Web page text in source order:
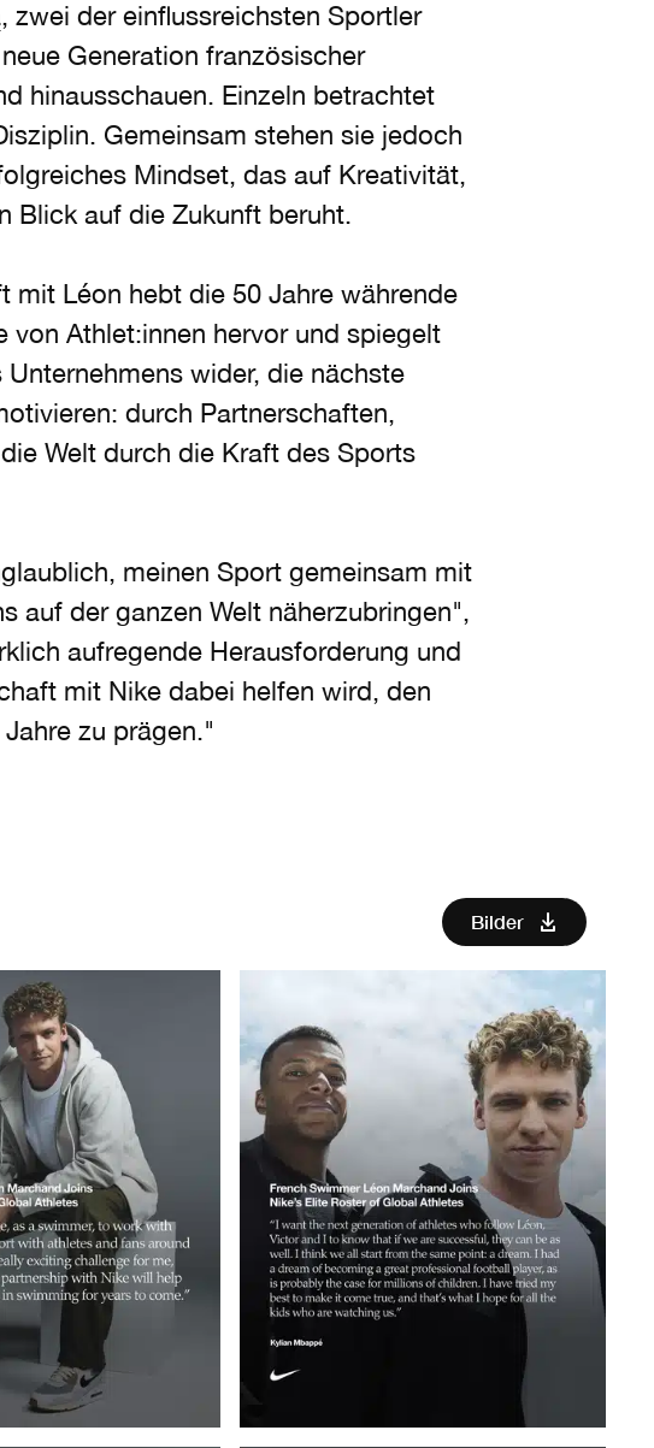
, zwei der einflussreichsten Sportler
Generation französischer
hinausschauen. Einzeln betrachtet
Gemeinsam stehen sie jedoch
Mindset, das auf Kreativität,
Blick auf die Zukunft beruht.
mit Léon hebt die 50 Jahre währende
von Athlet:innen hervor und spiegelt
wider, die nächste
durch Partnerschaften,
Welt durch die Kraft des Sports
meinen Sport gemeinsam mit
auf der ganzen Welt näherzubringen",
aufregende Herausforderung und
mit Nike dabei helfen wird, den
zu prägen."
Bilder